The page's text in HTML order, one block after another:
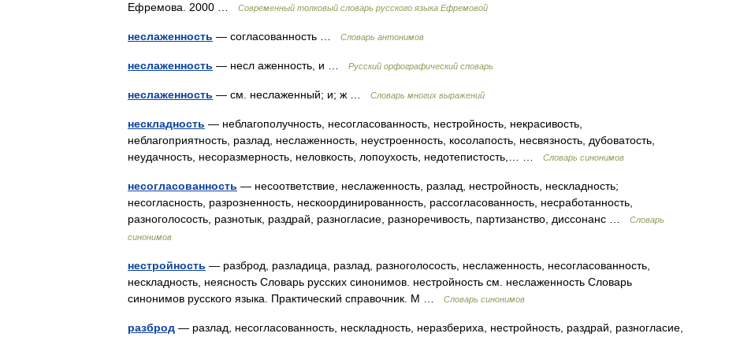
Ефремова. 2000 …
Современный толковый словарь русского языка Ефремовой
неслаженность — согласованность … Словарь антонимов
неслаженность — несл аженность, и … Русский орфографический словарь
неслаженность — см. неслаженный; и; ж … Словарь многих выражений
нескладность — неблагополучность, несогласованность, нестройность, некрасивость,
неблагоприятность, разлад, неслаженность, неустроенность, косолапость, несвязность, дубоватость,
неудачность, несоразмерность, неловкость, лопоухость, недотепистость,… …
Словарь синонимов
несогласованность — несоответствие, неслаженность, разлад, нестройность, нескладность;
несогласность, разрозненность, нескоординированность, рассогласованность, несработанность,
разноголосость, разнотык, раздрай, разногласие, разноречивость, партизанство, диссонанс …
Словарь
синонимов
нестройность — разброд, разладица, разлад, разноголосость, неслаженность, несогласованность,
нескладность, неясность Словарь русских синонимов. нестройность см. неслаженность Словарь
синонимов русского языка. Практический справочник. М …
Словарь синонимов
разброд — разлад, несогласованность, нескладность, неразбериха, нестройность, раздрай, разногласие,